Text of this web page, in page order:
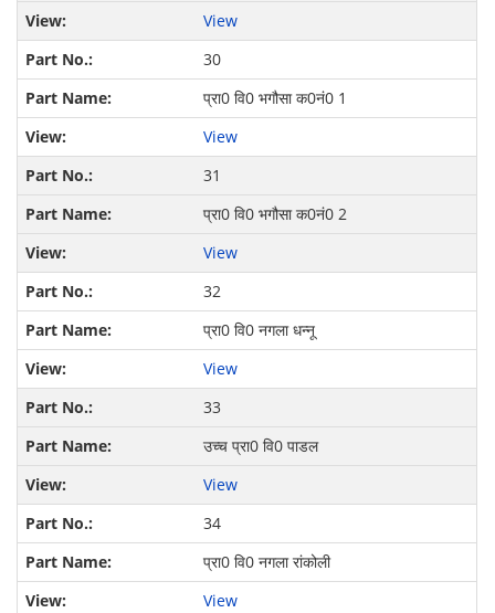
View
30
प्रा0 वि0 भगौसा क0नं0 1
View
31
प्रा0 वि0 भगौसा क0नं0 2
View
32
प्रा0 वि0 नगला धन्नू
View
33
उच्च प्रा0 वि0 पाडल
View
34
प्रा0 वि0 नगला रांकोली
View